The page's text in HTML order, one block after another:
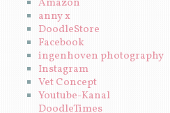
Amazon
anny x
DoodleStore
Facebook
ingenhoven photography
Instagram
Vet Concept
Youtube-Kanal
DoodleTimes